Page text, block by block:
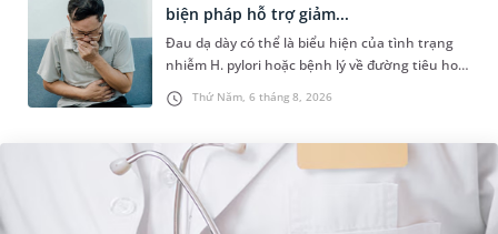
Thứ Năm, 6 tháng 8, 2026
biện pháp hỗ trợ giảm...
Đau dạ dày có thể là biểu hiện của tình trạng
nhiễm H. pylori hoặc bệnh lý về đường tiêu hoá
khác. Dựa theo nguyên nhân cụ thể, bác sĩ sẽ
cân nhắc chỉ định p...